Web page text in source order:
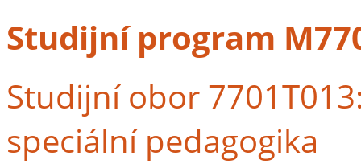
Studijní program
Studijní obor
speciální pedagogika